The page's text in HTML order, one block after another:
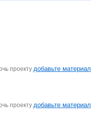
проекту добавьте материал
проекту добавьте материал